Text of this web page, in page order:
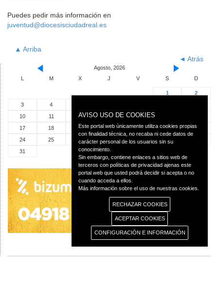
Puedes pedir más información en
juventud@diocesisciudadreal.es
▲ Arriba
◄ Atrás
Agosto, 2026
L
M X J V S D
1
2
3
4
10
11 12 13 14
17
18 19 20 21 22
23
24
25 26 27 28 29
31
AVISO USO DE COOKIES
Este portal web únicamente utiliza cookies propias
con finalidad técnica, no recaba ni cede datos de
carácter personal de los usuarios sin su
conocimiento.
Sin embargo, contiene enlaces a sitios web de
terceros con políticas de privacidad ajenas este
portal web que usted podrá decidir si acepta o no
cuando acceda a ellos.
Más información sobre el uso de nuestras cookies.
RECHAZAR COOKIES
ACEPTAR COOKIES
CONFIGURACIÓN E INFORMACIÓN